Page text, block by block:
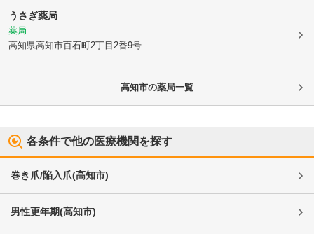
うさぎ薬局
薬局
高知県高知市百石町2丁目2番9号
高知市の薬局一覧
各条件で他の医療機関を探す
巻き爪/陥入爪(高知市)
男性更年期(高知市)